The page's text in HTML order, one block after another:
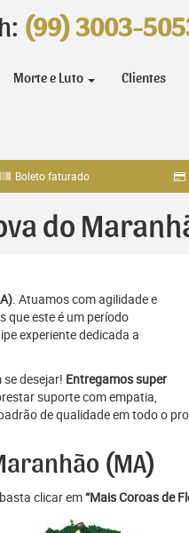
(99) 3003-
Morte e Luto Clientes
Boleto faturado
do
. Atuamos com agilidade e
que este é um período
experiente dedicada a
desejar! Entregamos super
suporte com empatia,
de qualidade em todo o
(MA)
clicar em“Mais Coroas de